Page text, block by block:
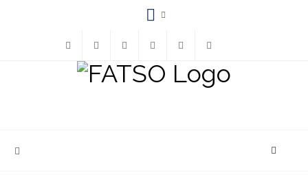
FacebookTwitterInstagramYouTube(452) bilgi@fatsatso.org.tr